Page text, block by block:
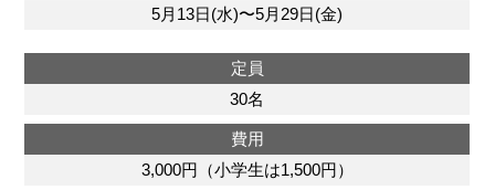
5月13日(水)〜5月29日(金)
定員
30名
費用
3,000円（小学生は1,500円）